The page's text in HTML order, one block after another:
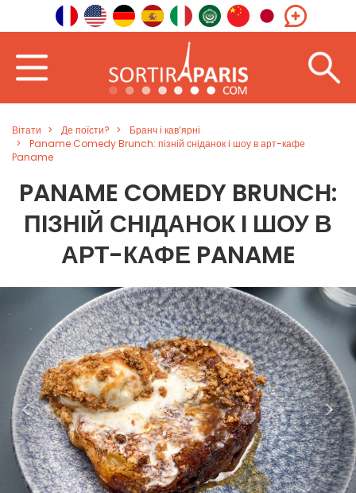
Вітати Де поїсти?
Бранч і кав’ярні
Paname Comedy Brunch: пізній сніданок і шоу в арт-кафе
Paname
PANAME COMEDY BRUNCH:
ПІЗНІЙ СНІДАНОК І ШОУ В
АРТ-КАФЕ PANAME
< >